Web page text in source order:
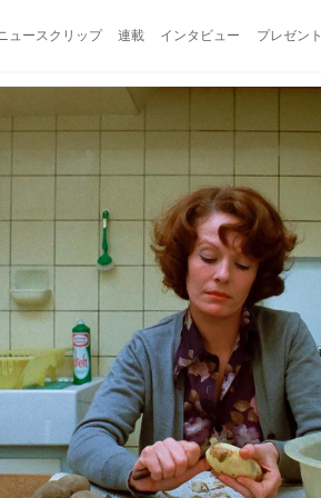
ュースクリップ 連載 インタビュー プレゼント